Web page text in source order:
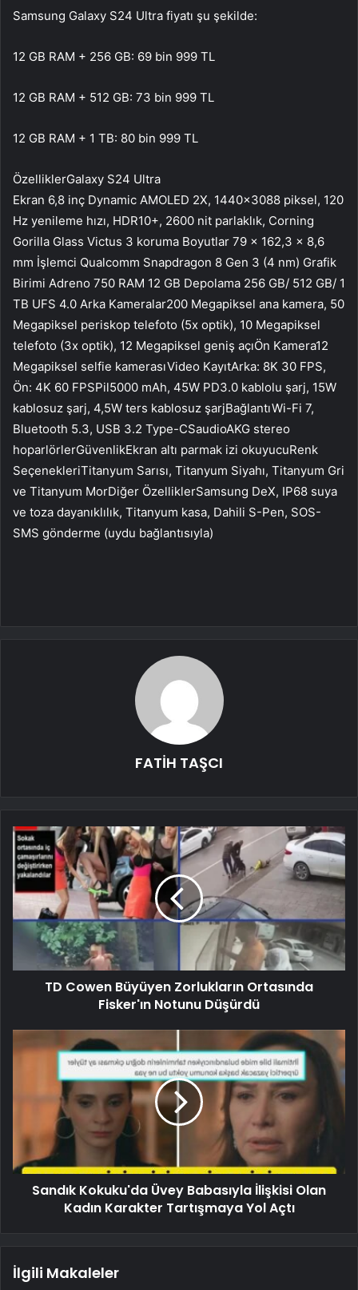
Samsung Galaxy S24 Ultra fiyatı şu şekilde:
12 GB RAM + 256 GB: 69 bin 999 TL
12 GB RAM + 512 GB: 73 bin 999 TL
12 GB RAM + 1 TB: 80 bin 999 TL
ÖzelliklerGalaxy S24 Ultra
Ekran 6,8 inç Dynamic AMOLED 2X, 1440×3088 piksel, 120
Hz yenileme hızı, HDR10+, 2600 nit parlaklık, Corning
Gorilla Glass Victus 3 koruma Boyutlar 79 x 162,3 x 8,6
mm İşlemci Qualcomm Snapdragon 8 Gen 3 (4 nm) Grafik
Birimi Adreno 750 RAM 12 GB Depolama 256 GB/ 512 GB/ 1
TB UFS 4.0 Arka Kameralar200 Megapiksel ana kamera, 50
Megapiksel periskop telefoto (5x optik), 10 Megapiksel
telefoto (3x optik), 12 Megapiksel geniş açıÖn Kamera12
Megapiksel selfie kamerasıVideo KayıtArka: 8K 30 FPS,
Ön: 4K 60 FPSPil5000 mAh, 45W PD3.0 kablolu şarj, 15W
kablosuz şarj, 4,5W ters kablosuz şarjBağlantıWi-Fi 7,
Bluetooth 5.3, USB 3.2 Type-CSaudioAKG stereo
hoparlörlerGüvenlikEkran altı parmak izi okuyucuRenk
SeçenekleriTitanyum Sarısı, Titanyum Siyahı, Titanyum Gri
ve Titanyum MorDiğer ÖzelliklerSamsung DeX, IP68 suya
ve toza dayanıklılık, Titanyum kasa, Dahili S-Pen, SOS-
SMS gönderme (uydu bağlantısıyla)
FATİH TAŞCI
TD Cowen Büyüyen Zorlukların Ortasında
Fisker'ın Notunu Düşürdü
Sandık Kokuku'da Üvey Babasıyla İlişkisi Olan
Kadın Karakter Tartışmaya Yol Açtı
İlgili Makaleler